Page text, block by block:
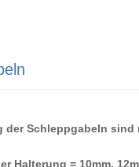
der Schleppgabeln sind
Halterung = 10mm,